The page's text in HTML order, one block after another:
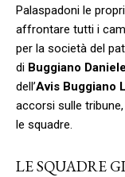
Palaspadoni le
affrontare tutti i
per la società del
di Buggiano
dell’Avis Buggiano
accorsi sulle
le squadre.
LE SQUADRE